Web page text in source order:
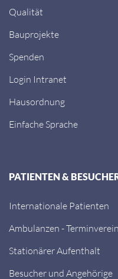
Qualität
Bauprojekte
Spenden
Login Intranet
Hausordnung
Einfache Sprache
PATIENTEN &
Internationale Patienten
Ambulanzen -
Stationärer Aufenthalt
Besucher und Angehörige